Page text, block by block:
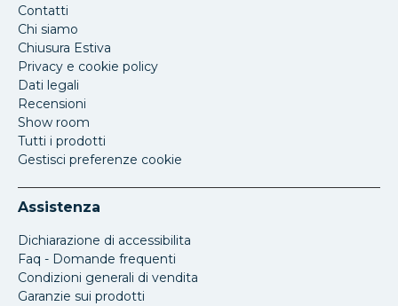
Contatti
Chi siamo
Chiusura Estiva
Privacy e cookie policy
Dati legali
Recensioni
Show room
Tutti i prodotti
Gestisci preferenze cookie
Assistenza
Dichiarazione di accessibilita
Faq - Domande frequenti
Condizioni generali di vendita
Garanzie sui prodotti